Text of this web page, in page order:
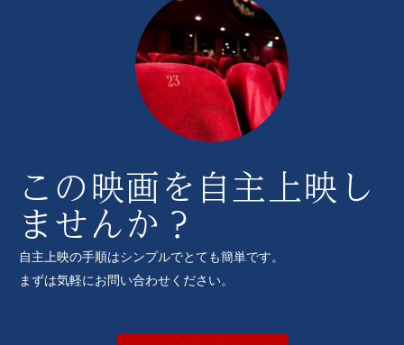
この映画を自主上映し
ませんか？
自主上映の手順はシンプルでとても簡単です。
まずは気軽にお問い合わせください。